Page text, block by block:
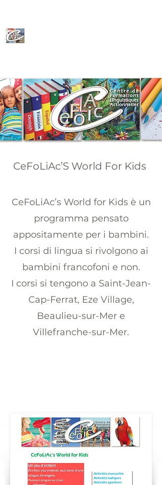
CeFoLiAc’S World For Kids
CeFoLiAc’s World for Kids è un
programma pensato
appositamente per i bambini.
I corsi di lingua si rivolgono ai
bambini francofoni e non.
I corsi si tengono a Saint-Jean-
Cap-Ferrat, Eze Village,
Beaulieu-sur-Mer e
Villefranche-sur-Mer.